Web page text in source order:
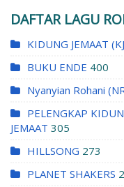
DAFTAR LAGU
KIDUNG JEMAAT
BUKU ENDE 400
Nyanyian Rohani
PELENGKAP
JEMAAT 305
HILLSONG 273
PLANET SHAKERS